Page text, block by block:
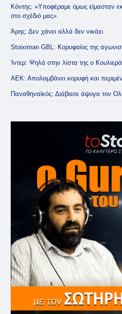
Κόντης: «Υποφέραμε όμως είμασταν
στο σχέδιό μας»
Άρης: Δεν χάνει αλλά δεν νικάει
Stoiximan GBL: Κορυφαίος της
Ίντερ: Ψηλά στην λίστα της ο
ΑΕΚ: Απολαμβάνει κορυφή και
Παναθηναϊκός: Διάβασε άψογα τον